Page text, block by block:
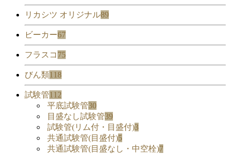
リカシツ オリジナル89
ビーカー67
フラスコ 75
びん類118
試験管112
平底試験管30
目盛なし試験管39
試験管(リム付・目盛付)3
共通試験管(目盛付)5
共通試験管(目盛なし・中空栓)7